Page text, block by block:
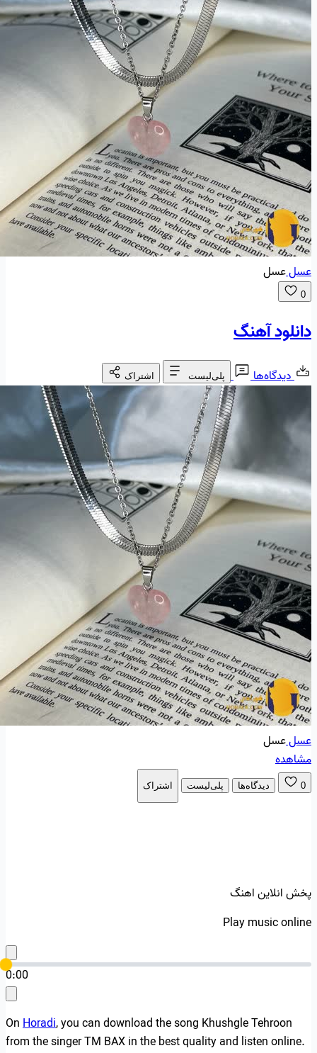
عسلعسل
0
دانلود آهنگ
دیدگاه‌ها پلی‌لیست اشتراک
عسلعسل
مشاهده
0 دیدگاه‌ها پلی‌لیست اشتراک
پخش انلاین اهنگ
Play music online
0:00
OnHoradi, you can download the song Khushgle Tehroon
from the singer TM BAX in the best quality and listen online.